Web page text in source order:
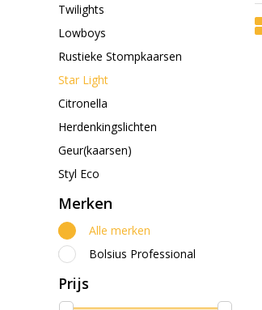
Twilights
Lowboys
Rustieke Stompkaarsen
Star Light
Citronella
Herdenkingslichten
Geur(kaarsen)
Styl Eco
Merken
Alle merken
Bolsius Professional
Prijs